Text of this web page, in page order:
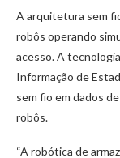
A arquitetura sem
robôs operando
acesso. A
Informação de
sem fio em dados
robôs.
“A robótica de